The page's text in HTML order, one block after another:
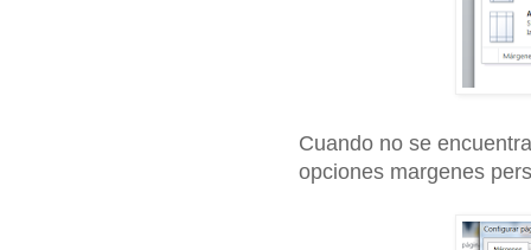
Cuando no se
opciones margenes